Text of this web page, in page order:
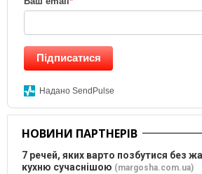
Підписатися
Надано SendPulse
НОВИНИ ПАРТНЕРІВ
7 речей, яких варто позбутися без
кухню сучаснішою (margosha.com.ua)